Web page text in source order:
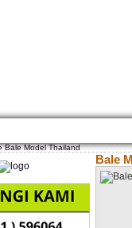
Bale Model Thailand
Bale